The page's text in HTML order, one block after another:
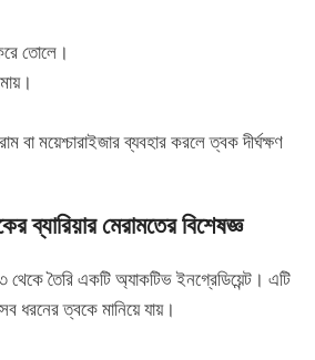
তোলে।
বা ময়েশ্চারাইজার ব্যবহার করলে ত্বক দীর্ঘক্ষণ
ব্যারিয়ার মেরামতের বিশেষজ্ঞ
থেকে তৈরি একটি অ্যাকটিভ ইনগ্রেডিয়েন্ট। এটি
ধরনের ত্বকে মানিয়ে যায়।